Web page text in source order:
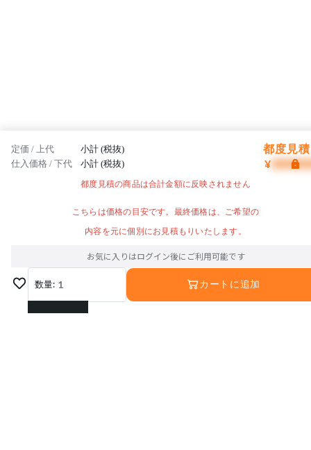
定価 / 上代 小計 (税抜) 都度見
仕入価格 / 下代 小計 (税抜) ¥
都度見積の商品は合計金額に反映されません
こちらは価格の目安です。最終価格は、ご希望の
内容を元に個別にお見積もりいたします。
お気に入りはログイン後にご利用可能です
数量: 1
1
カートに追加